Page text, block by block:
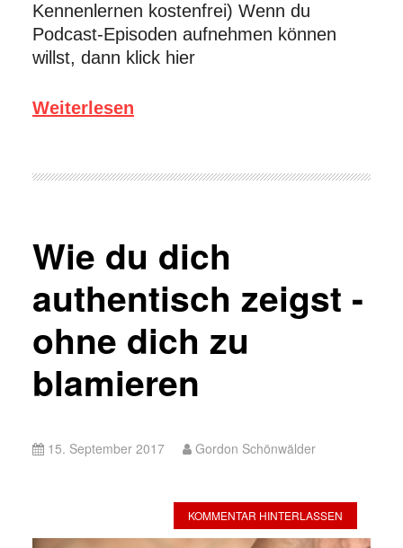
Kennenlernen kostenfrei) Wenn du
Podcast-Episoden aufnehmen können
willst, dann klick hier
Weiterlesen
Wie du dich
authentisch zeigst -
ohne dich zu
blamieren
15. September 2017 Gordon Schönwälder
KOMMENTAR HINTERLASSEN